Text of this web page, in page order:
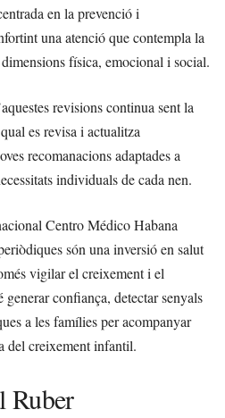
en la prevenció i
una atenció que contempla la
física, emocional i social.
revisions continua sent la
es revisa i actualitza
recomanacions adaptades a
individuals de cada nen.
Centro Médico Habana
són una inversió en salut
vigilar el creixement i el
confiança, detectar senyals
a les famílies per acompanyar
del creixement infantil.
Ruber